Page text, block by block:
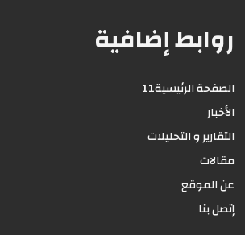
روابط إضافية
الصفحة الرئيسية11
الأخبار
التقارير و التحليلات
مقالات
عن الموقع
إتصل بنا